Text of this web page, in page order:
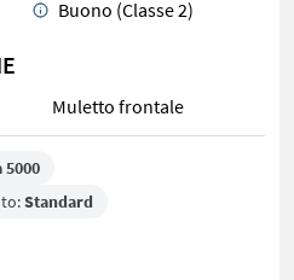
Buono (Classe 2)
Muletto frontale
5000
Standard